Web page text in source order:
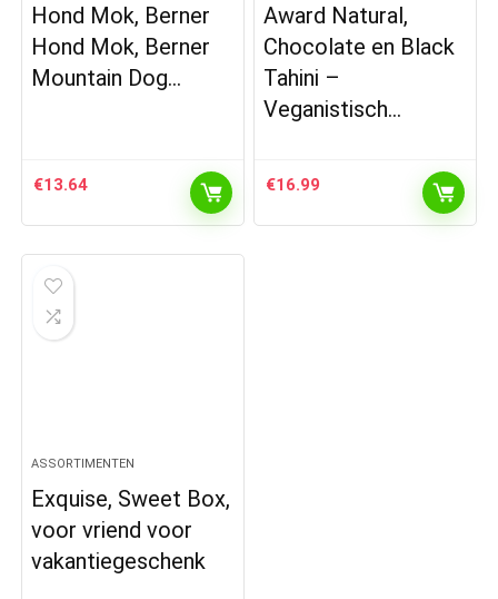
Hond Mok, Berner
Hond Mok, Berner
Mountain Dog…
€13.64
Award Natural,
Chocolate en Black
Tahini –
Veganistisch…
€16.99
ASSORTIMENTEN
Exquise, Sweet Box,
voor vriend voor
vakantiegeschenk